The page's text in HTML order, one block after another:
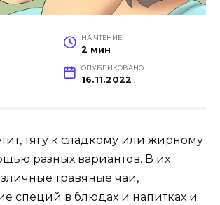
НА ЧТЕНИЕ
2 мин
ОПУБЛИКОВАНО
16.11.2022
тягу к сладкому или жирному
разных вариантов. В их
травяные чаи,
специй в блюдах и напитках и